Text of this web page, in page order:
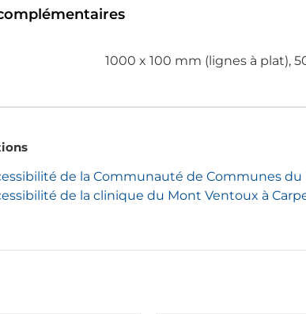
1000 x 100 mm (lignes à plat),
de la Communauté de Communes du
de la clinique du Mont Ventoux à